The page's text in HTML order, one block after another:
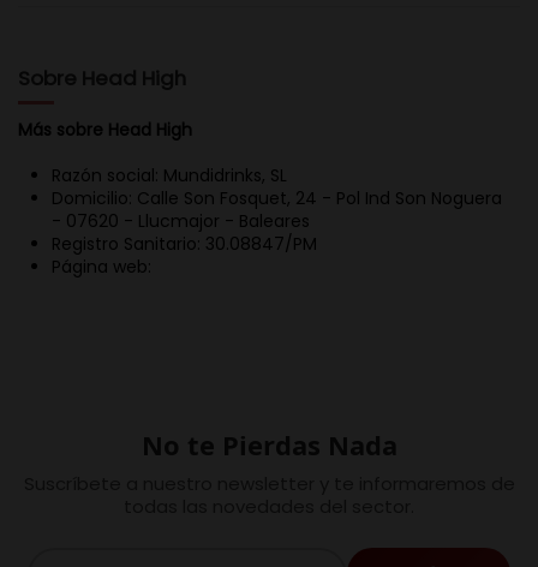
Sobre Head High
Más sobre Head High
Razón social: Mundidrinks, SL
Domicilio: Calle Son Fosquet, 24 - Pol Ind Son Noguera
- 07620 - Llucmajor - Baleares
Registro Sanitario: 30.08847/PM
Página web:
No te Pierdas Nada